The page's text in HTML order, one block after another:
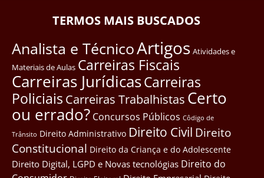
TERMOS MAIS BUSCADOS
Analista e TécnicoArtigos Atividades e
Materiais de Aulas Carreiras Fiscais
Carreiras JurídicasCarreiras
Policiais Carreiras Trabalhistas Certo
ou errado? Concursos Públicos Côdigo de
Trânsito Direito Administrativo Direito Civil Direito
Constitucional Direito da Criança e do Adolescente
Direito Digital, LGPD e Novas tecnológias Direito do